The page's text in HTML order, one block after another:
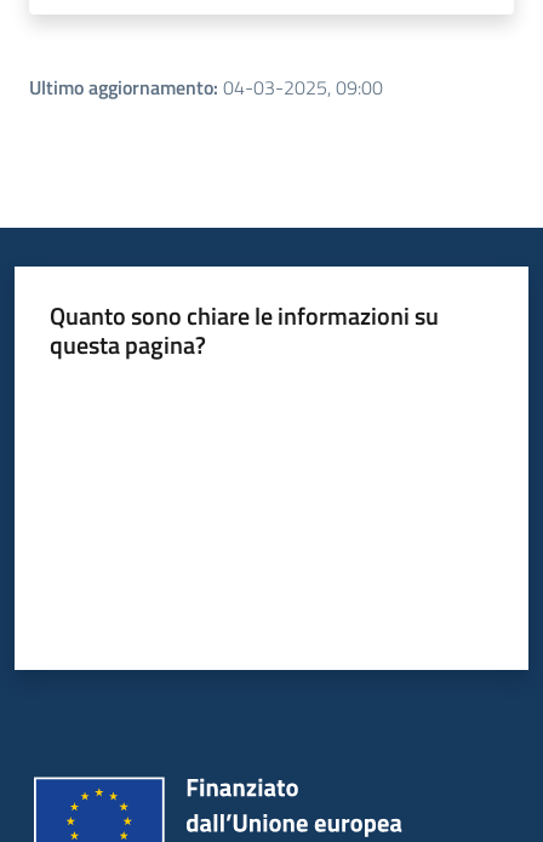
Ultimo aggiornamento: 04-03-2025, 09:00
Quanto sono chiare le informazioni su
questa pagina?